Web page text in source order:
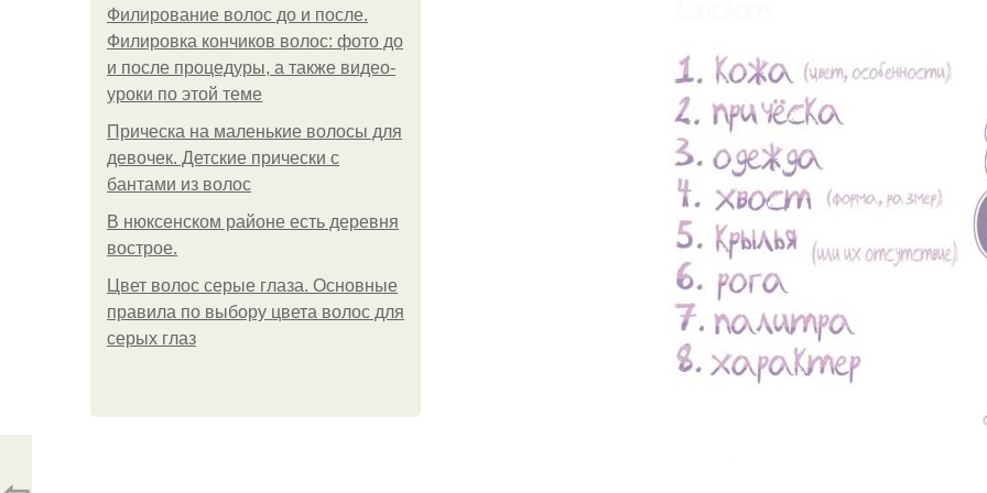
Филирование волос до и после.
Филировка кончиков волос: фото до
и после процедуры, а также видео-
уроки по этой теме
Прическа на маленькие волосы для
девочек. Детские прически с
бантами из волос
В нюксенском районе есть деревня
вострое.
Цвет волос серые глаза. Основные
правила по выбору цвета волос для
серых глаз